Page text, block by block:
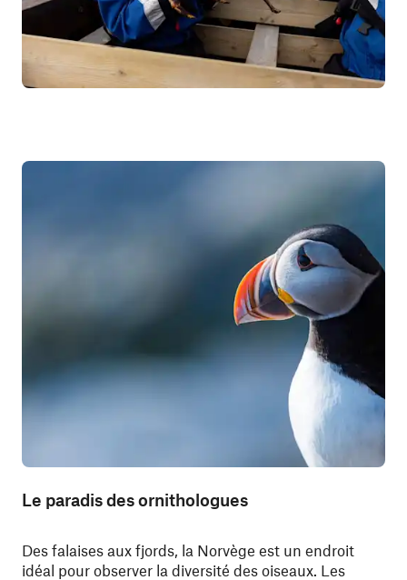
Le paradis des ornithologues
Des falaises aux fjords, la Norvège est un endroit
idéal pour observer la diversité des oiseaux. Les